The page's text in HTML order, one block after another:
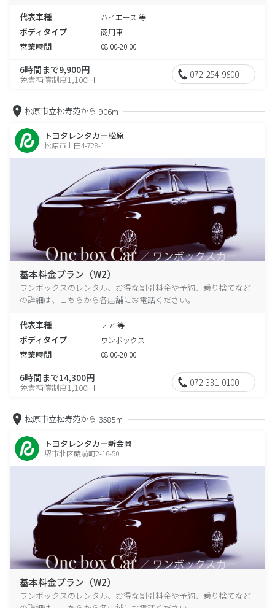
代表車種 ハイエース 等
ボディタイプ 商用車
営業時間 08:00-20:00
6時間まで9,900円
免責補償制度1,100円 072-254-9800
松原市立松寿苑から 906m
トヨタレンタカー松原
松原市上田4-728-1
基本料金プラン（W2）
ワンボックスのレンタル、お得な割引料金や予約、乗り捨てなど
の詳細は、こちらから各店舗にお電話ください。
代表車種 ノア 等
ボディタイプ ワンボックス
営業時間 08:00-20:00
6時間まで14,300円
免責補償制度1,100円 072-331-0100
松原市立松寿苑から 3585m
トヨタレンタカー新金岡
堺市北区蔵前町2-16-50
基本料金プラン（W2）
ワンボックスのレンタル、お得な割引料金や予約、乗り捨てなど